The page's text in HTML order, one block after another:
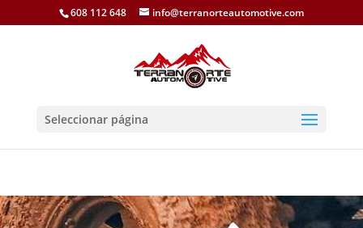
608 112 648 info@terranorteautomotive.com
Seleccionar página